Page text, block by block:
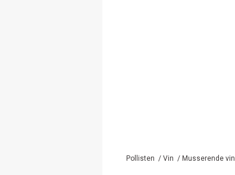
Pollisten / Vin / Musserende vin